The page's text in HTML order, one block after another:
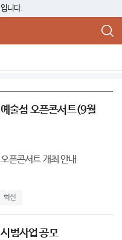
니다.
술섬 오픈콘서트(9월
픈콘서트 개최 안내
혁신
범사업 공모